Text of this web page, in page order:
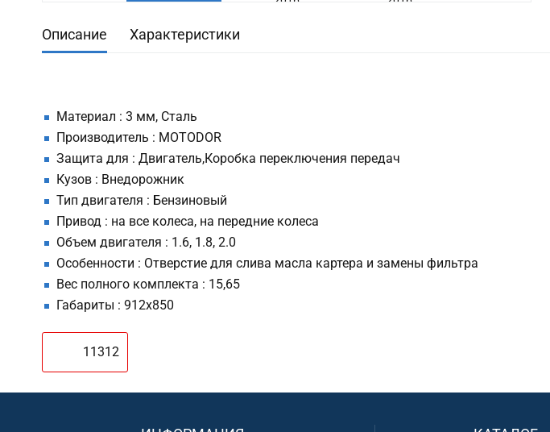
Описание Характеристики
Материал : 3 мм, Сталь
Производитель : MOTODOR
Защита для : Двигатель,Коробка переключения передач
Кузов : Внедорожник
Тип двигателя : Бензиновый
Привод : на все колеса, на передние колеса
Объем двигателя : 1.6, 1.8, 2.0
Особенности : Отверстие для слива масла картера и замены фильтра
Вес полного комплекта : 15,65
Габариты : 912х850
11312